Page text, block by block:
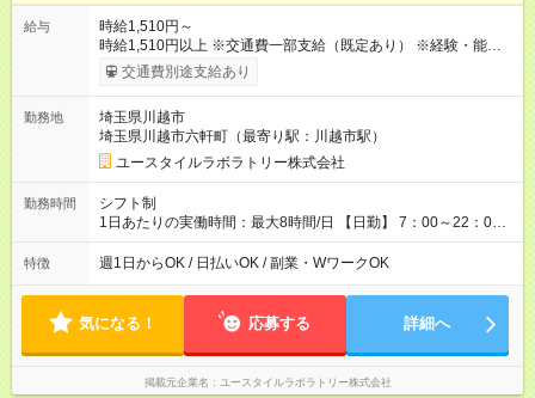
給与
時給1,510円～
時給1,510円以上 ※交通費一部支給（既定あり） ※経験・能力を
考慮して決定します 【収入例】 週1回勤務の場合：1,510円×8時
間×4回=4万8,320円 週3回勤務の場合：1,510円×8時間×12回
1,600円 【試用期間】試用期間あり 試用期間の長さ：2ヶ月
※ 雇用形態と給与に、本採用時と異なる部分があります。 雇用
形態：本採用時と同じです。 給与：時給 1,150円以上
交通費別途支給あり
勤務地
埼玉県川越市
埼玉県川越市六軒町（最寄り駅：川越市駅）
ユースタイルラボラトリー株式会社
勤務時間
シフト制
1日あたりの実働時間：最大8時間/日 【日勤】 7：00～22：00
の間で8時間勤務（休憩時間は法定通り） ※週1日～OK ／ 夜勤
なし ＊＊ 勤務時間例 ＊＊ ■8時から17時 ■9時から18時 ■10
定（毎週同じ曜日勤務）
特徴 週1日からOK / 日払いOK / 副業・WワークOK
気になる！ 応募する 詳細へ
掲載元企業名 ユースタイルラボラトリー株式会社